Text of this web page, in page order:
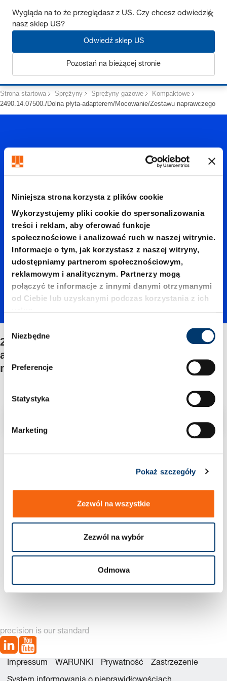
Niniejsza strona korzysta z plików cookie
Wykorzystujemy pliki cookie do spersonalizowania
treści i reklam, aby oferować funkcje
społecznościowe i analizować ruch w naszej witrynie.
Informacje o tym, jak korzystasz z naszej witryny,
udostępniamy partnerom społecznościowym,
reklamowym i analitycznym. Partnerzy mogą
połączyć te informacje z innymi danymi otrzymanymi
od Ciebie lub uzyskanymi podczas korzystania z ich
W
y
Niezbędne
Preferencje
Statystyka
Marketing
Pokaż szczegóły
Zezwól na wszystkie
Zezwól na wybór
Odmowa
Uzyskaj do 7% zniżki – kliknij tutaj, aby dowiedzieć się więcej
Strona startowa Sprężyny Sprężyny gazowe
Kompaktowe
2490.14.07500./Dolna płyta-adapterem/Mocowanie/Zestawu naprawczego
2490.14.
07500./
Dolna
adapter
em/Moc
owanie/
Zestaw
u
napraw
czego
2490.14.07500./Dolna płyta-
adapterem/Mocowanie/Zestawu
naprawczego
2490.14.07500. Sprężyna
precision is our standard
Impressum WARUNKI Prywatność Zastrzezenie
Wygląda na to że przeglądasz z US. Czy chcesz odwiedzić
nasz sklep US?
Odwiedź sklep US
Pozostań na bieżącej stronie